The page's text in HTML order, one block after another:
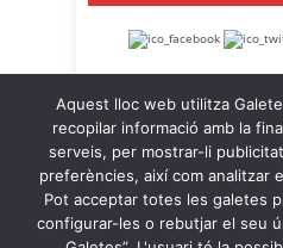
OnaCat.Ràdio --
Aquest lloc web utilitza
recopilar informació amb la
serveis, per mostrar-li
preferències, així com analitzar
Pot acceptar totes les galetes
configurar-les o rebutjar el seu